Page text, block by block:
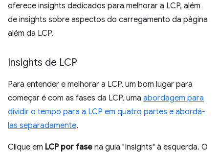
oferece insights dedicados para melhorar a LCP, além
de insights sobre aspectos do carregamento da página
além da LCP.
Insights de LCP
Para entender e melhorar a LCP, um bom lugar para
começar é com as fases da LCP, uma abordagem para
dividir o tempo para a LCP em quatro partes e abordá-
las separadamente.
Clique em LCP por fase na guia "Insights" à esquerda. O